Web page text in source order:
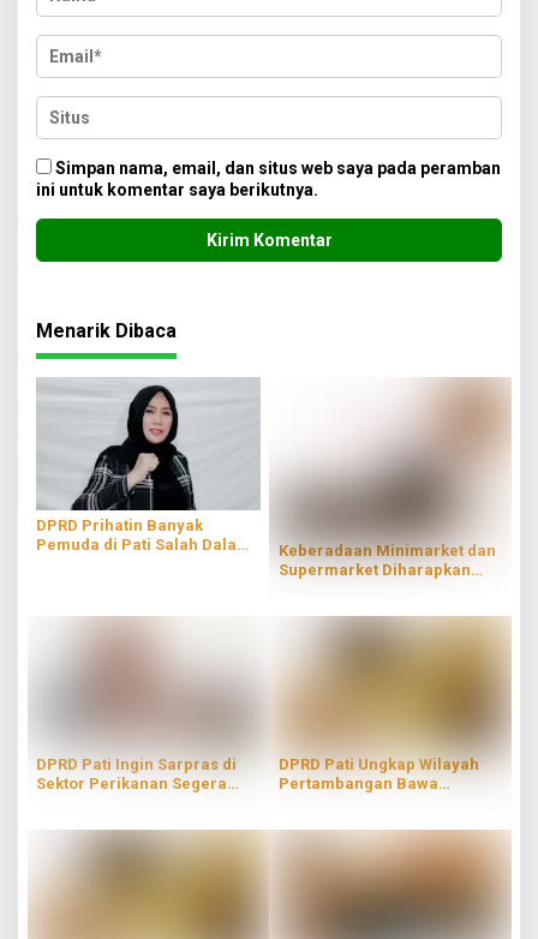
Simpan nama, email, dan situs web saya pada peramban
ini untuk komentar saya berikutnya.
Menarik Dibaca
DPRD Prihatin Banyak
Pemuda di Pati Salah Dalam
Keberadaan Minimarket dan
Supermarket Diharapkan
DPRD Pati Ingin Sarpras di
Sektor Perikanan Segera
DPRD Pati Ungkap Wilayah
Pertambangan Bawa